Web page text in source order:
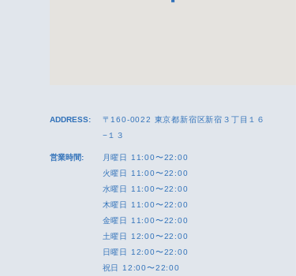
ADDRESS:
〒160-0022 東京都新宿区新宿３丁目１６
−１３
営業時間:
月曜日 11:00〜22:00
火曜日 11:00〜22:00
水曜日 11:00〜22:00
木曜日 11:00〜22:00
金曜日 11:00〜22:00
土曜日 12:00〜22:00
日曜日 12:00〜22:00
祝日 12:00〜22:00